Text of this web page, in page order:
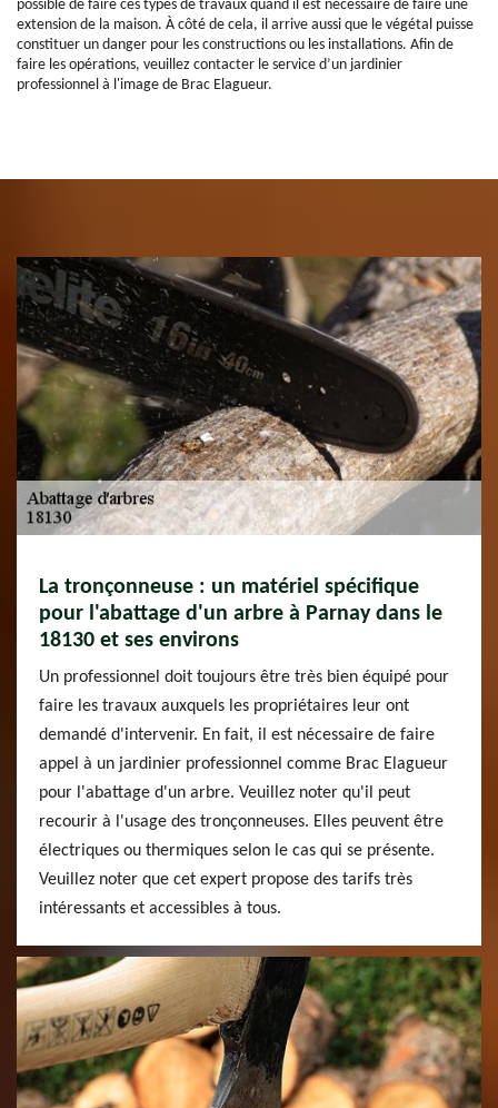
possible de faire ces types de travaux quand il est nécessaire de faire une
extension de la maison. À côté de cela, il arrive aussi que le végétal puisse
constituer un danger pour les constructions ou les installations. Afin de
faire les opérations, veuillez contacter le service d’un jardinier
professionnel à l'image de Brac Elagueur.
La tronçonneuse : un matériel spécifique
pour l'abattage d'un arbre à Parnay dans le
18130 et ses environs
Un professionnel doit toujours être très bien équipé pour
faire les travaux auxquels les propriétaires leur ont
demandé d'intervenir. En fait, il est nécessaire de faire
appel à un jardinier professionnel comme Brac Elagueur
pour l'abattage d'un arbre. Veuillez noter qu'il peut
recourir à l'usage des tronçonneuses. Elles peuvent être
électriques ou thermiques selon le cas qui se présente.
Veuillez noter que cet expert propose des tarifs très
intéressants et accessibles à tous.